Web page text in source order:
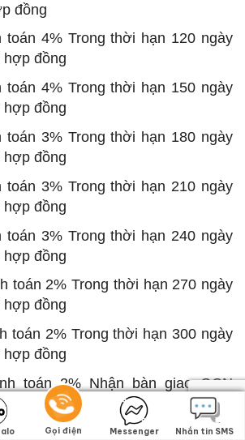
đồng
4% Trong thời hạn 120 ngày
hợp đồng
4% Trong thời hạn 150 ngày
hợp đồng
3% Trong thời hạn 180 ngày
hợp đồng
3% Trong thời hạn 210 ngày
hợp đồng
3% Trong thời hạn 240 ngày
hợp đồng
toán 2% Trong thời hạn 270 ngày
hợp đồng
toán 2% Trong thời hạn 300 ngày
hợp đồng
toán 2% Nhận bàn giao GCN
đất
ĐẶT CHỖ – CHUYỂN CỌC
Gọi điện Messenger Nhắn tin SMS
Gọi điện Messenger Nhắn tin SMS